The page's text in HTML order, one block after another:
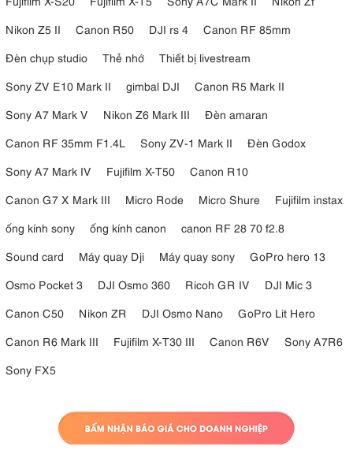
Nikon Z5 II
Canon R50 DJI rs 4
Canon RF 85mm
Đèn chụp studio
Thẻ nhớ
Thiết bị livestream
Sony ZV E10 Mark II
gimbal DJI
Canon R5 Mark II
Sony A7 Mark V
Nikon Z6 Mark III
Đèn amaran
Canon RF 35mm F1.4L
Sony ZV-1 Mark II
Đèn Godox
Sony A7 Mark IV
Fujifilm X-T50
Canon R10
Canon G7 X Mark III
Micro Rode Micro Shure
Fujifilm instax
ống kính sony
ống kính canon
canon RF 28 70 f2.8
Sound card
Máy quay Dji Máy quay sony
GoPro hero 13
Osmo Pocket 3
DJI Osmo 360 Ricoh GR IV
DJI Mic 3
Canon C50
Nikon ZR DJI Osmo Nano
GoPro Lit Hero
Canon R6 Mark III
Fujifilm X-T30 III Canon R6V
Sony A7R6
Sony FX5